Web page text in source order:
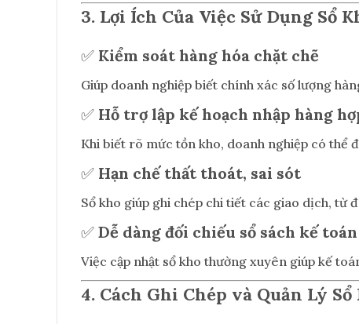
3. Lợi Ích Của Việc Sử Dụng Sổ
✅ Kiểm soát hàng hóa chặt chẽ
Giúp doanh nghiệp biết chính xác số lượng
✅ Hỗ trợ lập kế hoạch nhập hàng
Khi biết rõ mức tồn kho, doanh nghiệp có thể
✅ Hạn chế thất thoát, sai sót
Sổ kho giúp ghi chép chi tiết các giao dịch, từ
✅ Dễ dàng đối chiếu sổ sách kế toán
Việc cập nhật sổ kho thường xuyên giúp kế
4. Cách Ghi Chép và Quản Lý